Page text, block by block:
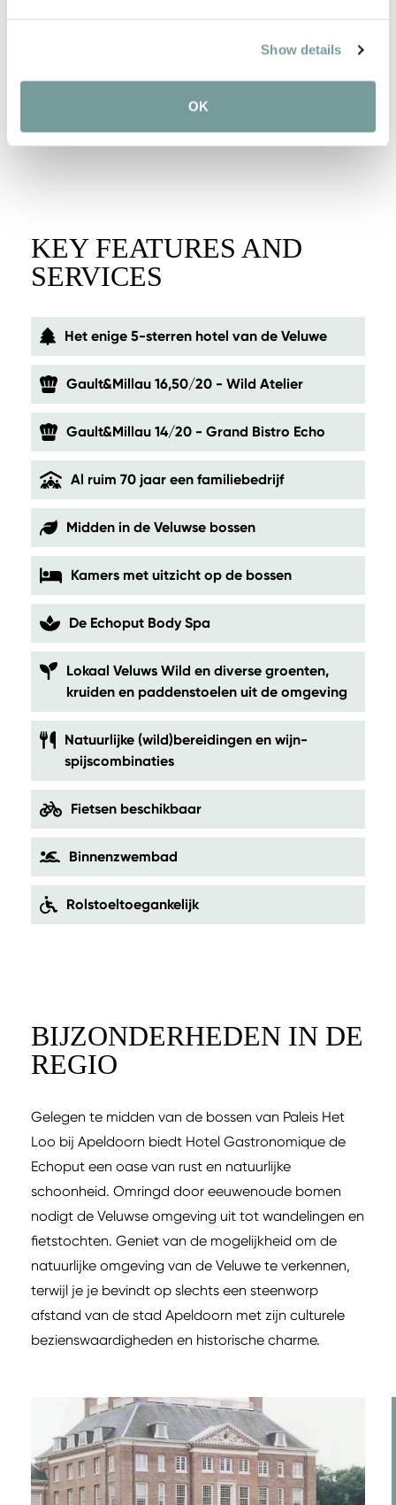
Show details
OK
KEY FEATURES AND
SERVICES
Het enige 5-sterren hotel van de Veluwe
Gault&Millau 16,50/20 - Wild Atelier
Gault&Millau 14/20 - Grand Bistro Echo
Al ruim 70 jaar een familiebedrijf
Midden in de Veluwse bossen
Kamers met uitzicht op de bossen
De Echoput Body Spa
Lokaal Veluws Wild en diverse groenten,
kruiden en paddenstoelen uit de omgeving
Natuurlijke (wild)bereidingen en wijn-
spijscombinaties
Fietsen beschikbaar
Binnenzwembad
Rolstoeltoegankelijk
BIJZONDERHEDEN IN DE
REGIO
Gelegen te midden van de bossen van Paleis Het
Loo bij Apeldoorn biedt Hotel Gastronomique de
Echoput een oase van rust en natuurlijke
schoonheid. Omringd door eeuwenoude bomen
nodigt de Veluwse omgeving uit tot wandelingen en
fietstochten. Geniet van de mogelijkheid om de
natuurlijke omgeving van de Veluwe te verkennen,
terwijl je je bevindt op slechts een steenworp
afstand van de stad Apeldoorn met zijn culturele
bezienswaardigheden en historische charme.